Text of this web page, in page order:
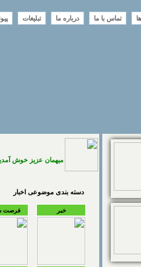
تماس با ما درباره ما تبلیغات پیوندها
میهمان عزیز خوش آمدید
دسته بندی موضوعی اخبار
فرصت